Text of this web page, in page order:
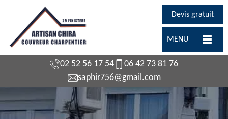
Devis gratuit
MENU
02 52 56 17 54
06 42 73 81 76
saphir756@gmail.com